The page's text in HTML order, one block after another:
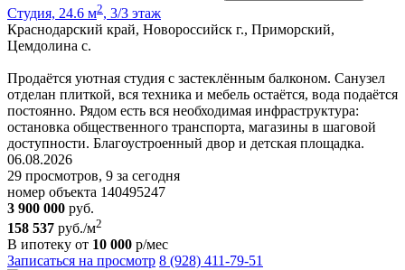
Студия, 24.6 м2, 3/3 этаж
Краснодарский край, Новороссийск г., Приморский,
Цемдолина с.
Продаётся уютная студия с застеклённым балконом. Санузел
отделан плиткой, вся техника и мебель остаётся, вода подаётся
постоянно. Рядом есть вся необходимая инфраструктура:
остановка общественного транспорта, магазины в шаговой
доступности. Благоустроенный двор и детская площадка.
06.08.2026
29 просмотров, 9 за сегодня
номер объекта 140495247
3 900 000 руб.
158 537 руб./м2
В ипотеку от 10 000 р/мес
Записаться на просмотр 8 (928) 411-79-51